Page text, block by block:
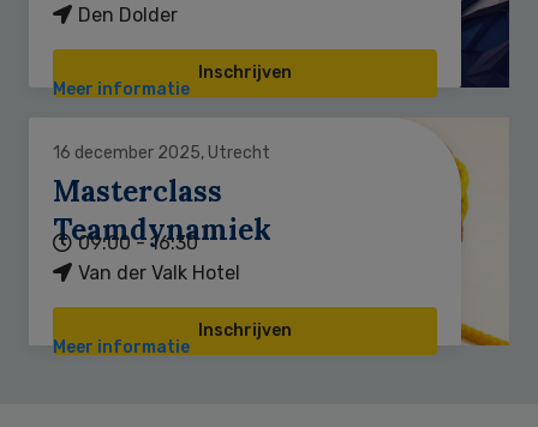
Den Dolder
Inschrijven
Meer informatie
16 december 2025, Utrecht
Masterclass
Teamdynamiek
09:00 - 16:30
Van der Valk Hotel
Inschrijven
Meer informatie